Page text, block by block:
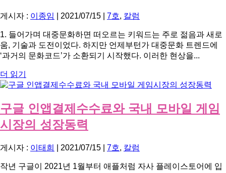
게시자 : 이종임 2021/07/15 7호, 칼럼
1. 들어가며 대중문화하면 떠오르는 키워드는 주로 젊음과 새로
움, 기술과 도전이었다. 하지만 언제부턴가 대중문화 트렌드에
‘과거의 문화코드’가 소환되기 시작했다. 이러한 현상을...
더 읽기
구글 인앱결제수수료와 국내 모바일 게임
시장의 성장동력
게시자 : 이태희 2021/07/15 7호, 칼럼
작년 구글이 2021년 1월부터 애플처럼 자사 플레이스토어에 입